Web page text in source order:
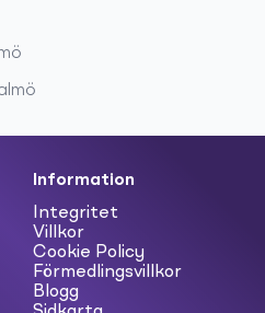
Information
Integritet
Villkor
Cookie Policy
Förmedlingsvillkor
Blogg